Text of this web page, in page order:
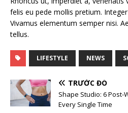
felis eu pede mollis pretium.
Vivamus elementum semper nisi.
tellus.
LIFESTYLE NEWS
TRƯỚC ĐÓ
Shape Studio: 6 Post-
Every Single Time